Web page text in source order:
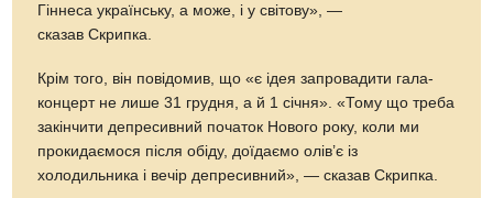
Гіннеса українську, а може, і у світову», —
сказав Скрипка.
Крім того, він повідомив, що «є ідея запровадити гала-
концерт не лише 31 грудня, а й 1 січня». «Тому що треба
закінчити депресивний початок Нового року, коли ми
прокидаємося після обіду, доїдаємо олів’є із
холодильника і вечір депресивний», — сказав Скрипка.